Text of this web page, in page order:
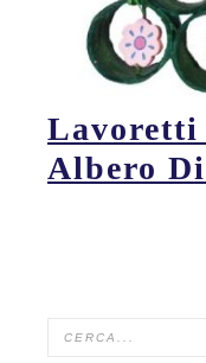
Lavoretti
Albero